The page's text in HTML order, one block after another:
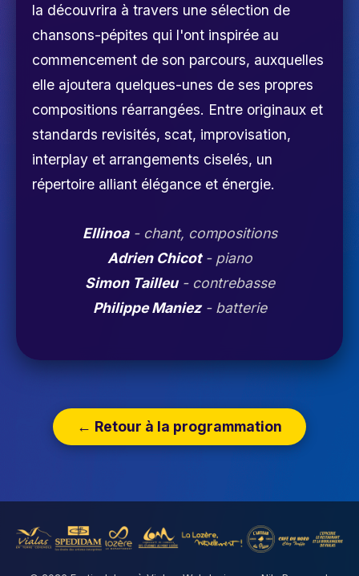
la découvrira à travers une sélection de
chansons-pépites qui l'ont inspirée au
commencement de son parcours, auxquelles
elle ajoutera quelques-unes de ses propres
compositions réarrangées. Entre originaux et
standards revisités, scat, improvisation,
interplay et arrangements ciselés, un
répertoire alliant élégance et énergie.
Ellinoa- chant, compositions
Adrien Chicot- piano
Simon Tailleu- contrebasse
Philippe Maniez- batterie
← Retour à la programmation